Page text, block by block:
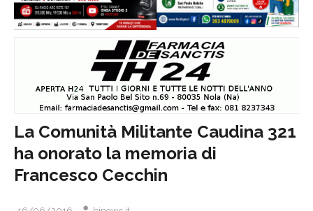
La Comunità Militante Caudina 321
ha onorato la memoria di
Francesco Cecchin